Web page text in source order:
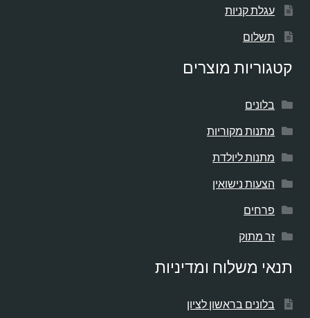
עגלת קניות
תשלום
קטגוריות מוצרים
בלונים
מתנות מקוריות
מתנות ליולדת
הצעות נישואין
פרחים
זר מתוק
תנאי משלוח ומדיניות
בלונים בראשון לציון